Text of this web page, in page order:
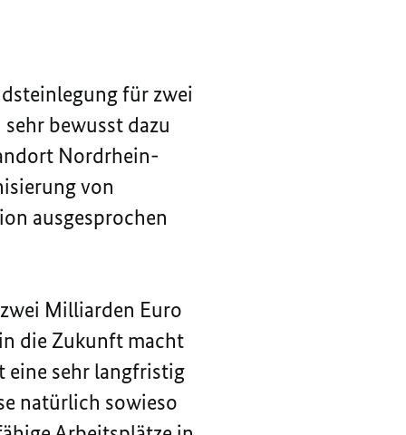
für zwei
bewusst dazu
Nordrhein-
von
ausgesprochen
Milliarden Euro
die Zukunft macht
eine sehr langfristig
natürlich sowieso